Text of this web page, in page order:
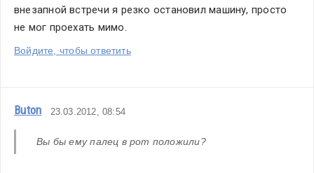
внезапной встречи я резко остановил машину, просто
не мог проехать мимо.
Войдите, чтобы ответить
Buton 23.03.2012, 08:54
Вы бы ему палец в рот положили?